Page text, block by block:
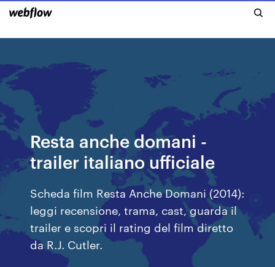
Resta anche domani -
trailer italiano ufficiale
Scheda film Resta Anche Domani (2014):
leggi recensione, trama, cast, guarda il
trailer e scopri il rating del film diretto
da R.J. Cutler.